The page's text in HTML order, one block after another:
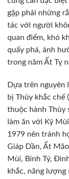
gặp phải những
tác với người
quan điểm, khó
quấy phá, ảnh
trong năm Ất Tỵ
Dựa trên nguyên
bị Thủy khắc chế
thuộc hành Thủy
làm ăn với Kỷ
1979 nên tránh
Giáp Dần, Ất
Mùi, Bính Tý,
khắc, năng lượng